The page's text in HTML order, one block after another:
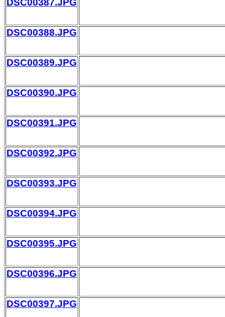
DSC00387.JPG
DSC00388.JPG
DSC00389.JPG
DSC00390.JPG
DSC00391.JPG
DSC00392.JPG
DSC00393.JPG
DSC00394.JPG
DSC00395.JPG
DSC00396.JPG
DSC00397.JPG